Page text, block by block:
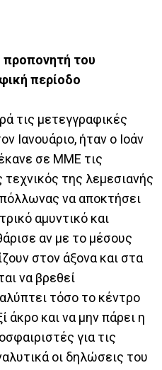
προπονητή του
περίοδο
τις μετεγγραφικές
Ιανουάριο, ήταν ο Ιοάν
σε ΜΜΕ τις
της λεμεσιανής
να αποκτήσει
αμυντικό και
αν με το μέσους
στον άξονα και στα
να βρεθεί
τόσο το κέντρο
άκρο και να μην πάρει η
για τις
οι δηλώσεις του